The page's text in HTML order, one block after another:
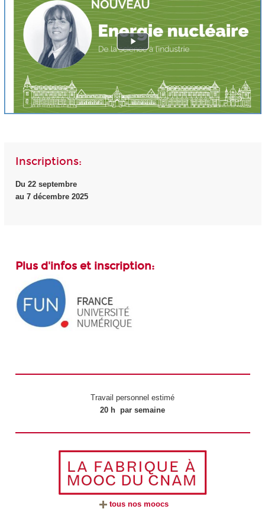
Inscriptions:
Du 22 septembre
au 7 décembre 2025
Plus d'infos et inscription:
Travail personnel estimé
20 h par semaine
tous nos moocs